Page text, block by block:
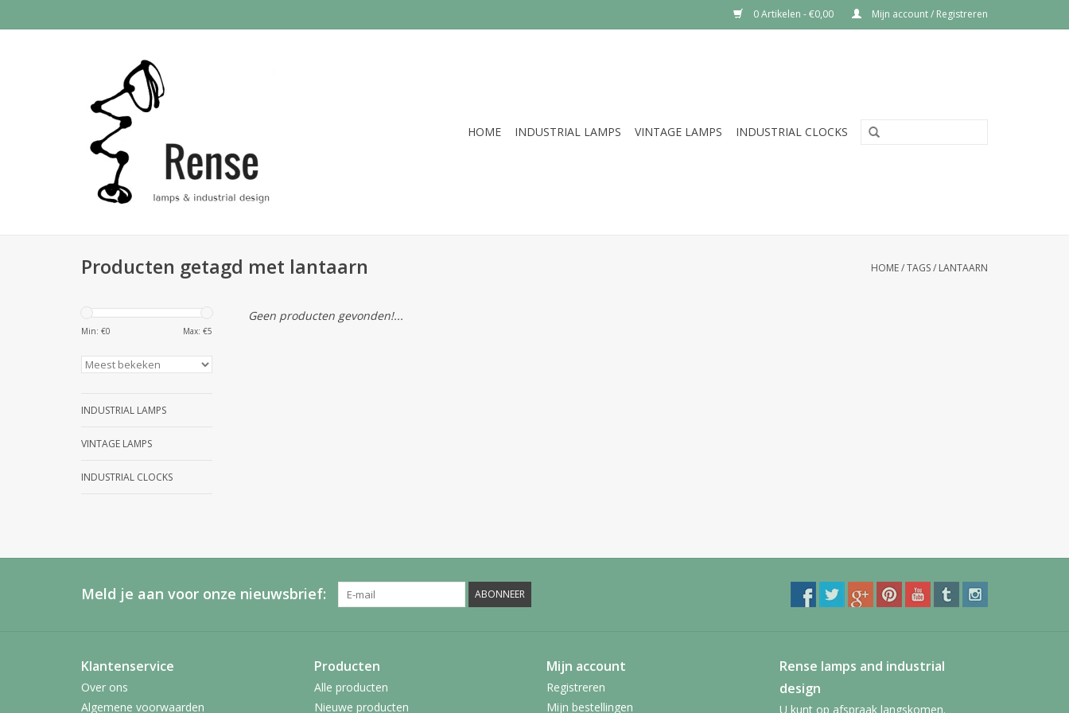
0 Artikelen - €0,00 Mijn account / Registreren
HOME INDUSTRIAL LAMPS VINTAGE LAMPS INDUSTRIAL CLOCKS
Producten getagd met lantaarn HOME/TAGS/ LANTAARN
Min: €0 Max: €5
INDUSTRIAL LAMPS
VINTAGE LAMPS
INDUSTRIAL CLOCKS
Geen producten gevonden!...
Meld je aan voor onze nieuwsbrief: ABONNEER
Klantenservice
Over ons
Algemene voorwaarden
Producten
Alle producten
Nieuwe producten
Mijn account
Registreren
Mijn bestellingen
Rense lamps and industrial
design
U kunt op afspraak langskomen.